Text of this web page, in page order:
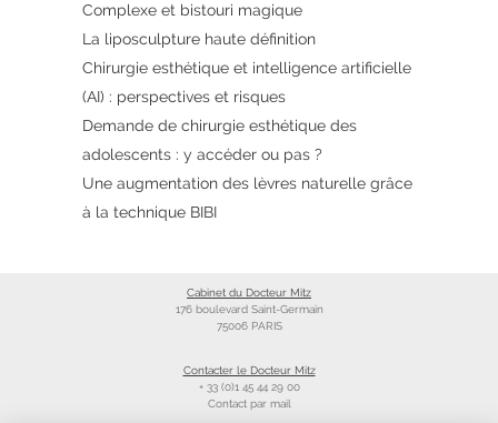
Complexe et bistouri magique
La liposculpture haute définition
Chirurgie esthétique et intelligence artificielle
(AI) : perspectives et risques
Demande de chirurgie esthétique des
adolescents : y accéder ou pas ?
Une augmentation des lèvres naturelle grâce
à la technique BIBI
Cabinet du Docteur Mitz
176 boulevard Saint-Germain
75006 PARIS
Contacter le Docteur Mitz
+ 33 (0)1 45 44 29 00
Contact par mail